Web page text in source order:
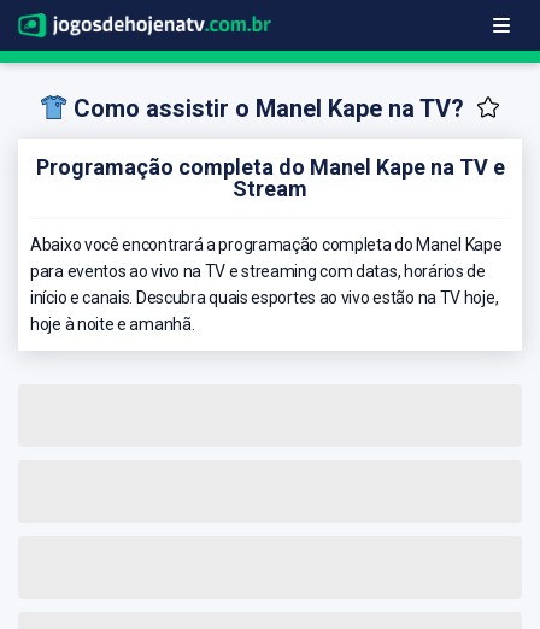
Como assistir o Manel Kape na TV?
Programação completa do Manel Kape na TV e
Stream
Abaixo você encontrará a programação completa do Manel Kape
para eventos ao vivo na TV e streaming com datas, horários de
início e canais. Descubra quais esportes ao vivo estão na TV hoje,
hoje à noite e amanhã.